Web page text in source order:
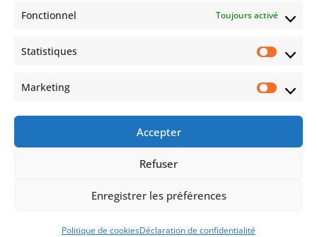
Fonctionnel Toujours activé
Statistiques
Marketing
Accepter
Refuser
Enregistrer les préférences
Politique de cookiesDéclaration de confidentialité
En vous inscrivant, vous acceptez de recevoir nos offres
Politique de confidentialité
légales–CGV